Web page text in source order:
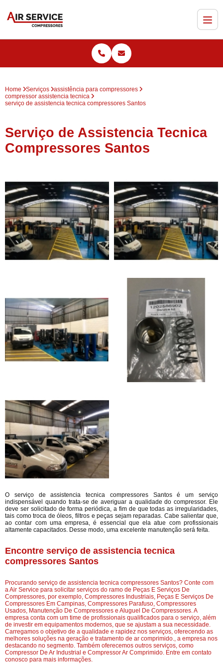
Home Serviços
assistência para compressores
compressor assistencia tecnica
serviço de assistencia tecnica compressores Santos
Serviço de Assistencia Tecnica
Compressores Santos
O serviço de assistencia tecnica compressores Santos é um serviço
indispensável quando trata-se de averiguar a qualidade do compressor. Ele
deve ser solicitado de forma periódica, a fim de que todas as irregularidades,
tais como troca de óleos, filtros e peças sejam reparadas. Cabe salientar que,
ao contar com uma empresa, é essencial que ela atue com profissionais
altamente capacitados. Desse modo, uma excelente manutenção será feita.
Encontre serviço de assistencia tecnica
compressores Santos
Procurando serviço de assistencia tecnica compressores Santos? Conte com
a Air Service para solicitar serviços do ramo de Peças E Serviços De
Compressores, por exemplo, Compressores Industriais, Peças E Serviços De
Compressores Em Campinas, Compressores Parafuso, Compressores
Usados, Manutenção De Compressores e Aluguel De Compressores. A
empresa conta com um time de profissionais qualificados para o serviço, além
de investir em equipamentos modernos, que se ajustam a sua necessidade.
Carregamos o objetivo de a qualidade e rapidez nos serviços, oferecendo as
melhores soluções na geração e tratamento de ar comprimido., a empresa nos
destacando no segmento. Também oferecemos outros serviços, como
Compressor De Ar Industrial e Compressor Ar Comprimido. Entre em contato
conosco para mais informações.